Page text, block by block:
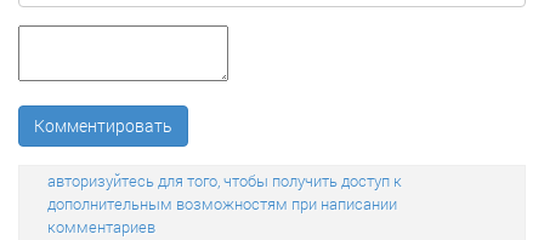
Комментировать
авторизуйтесь для того, чтобы получить доступ к
дополнительным возможностям при написании
комментариев